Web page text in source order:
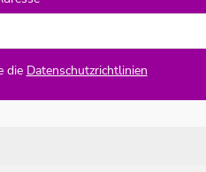
die Datenschutzrichtlinien